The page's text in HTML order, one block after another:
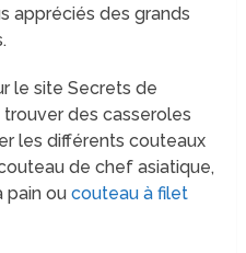
appréciés des grands
le site Secrets de
trouver des casseroles
les différents couteaux
de chef asiatique,
pain oucouteau à filet